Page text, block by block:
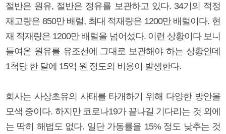
절반은 원유, 절반은 정유를 보관하고 있다. 34기의 적정
재고량은 850만 배럴, 최대 적재량은 1200만 배럴이다. 현
재 적재량은 1200만 배럴을 넘어섰다. 이런 상황이다 보니
들여온 원유를 유조선에 그대로 보관해야 하는 상황인데
1척당 한 달에 15억 원 정도의 비용이 발생한다.
회사는 사상초유의 사태를 타개하기 위해 다양한 방안을
모색 중이다. 하지만 코로나19가 끝나길 기다리는 것 외에
는 딱히 해법도 없다. 일단 가동률을 15% 정도 낮추는 것